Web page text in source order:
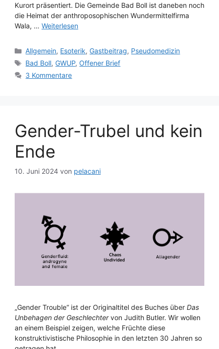
Kurort präsentiert. Die Gemeinde Bad Boll ist daneben noch
die Heimat der anthroposophischen Wundermittelfirma
Wala, … Weiterlesen
Kategorien
Allgemein, Esoterik,Gastbeitrag, Pseudomedizin
Schlagwörter
Bad Boll,GWUP,Offener Brief
3 Kommentare
Gender-Trubel und kein
Ende
10. Juni 2024 von pelacani
„Gender Trouble“ ist der Originaltitel des Buches über Das
Unbehagen der Geschlechtervon Judith Butler. Wir wollen
an einem Beispiel zeigen, welche Früchte diese
konstruktivistische Philosophie in den letzten 30 Jahren so